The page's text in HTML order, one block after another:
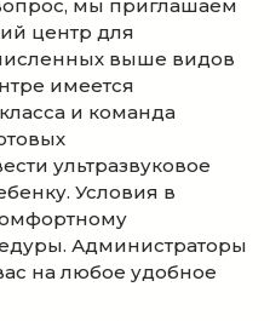
мы приглашаем
центр для
выше видов
имеется
и команда
ультразвуковое
Условия в
Администраторы
на любое удобное